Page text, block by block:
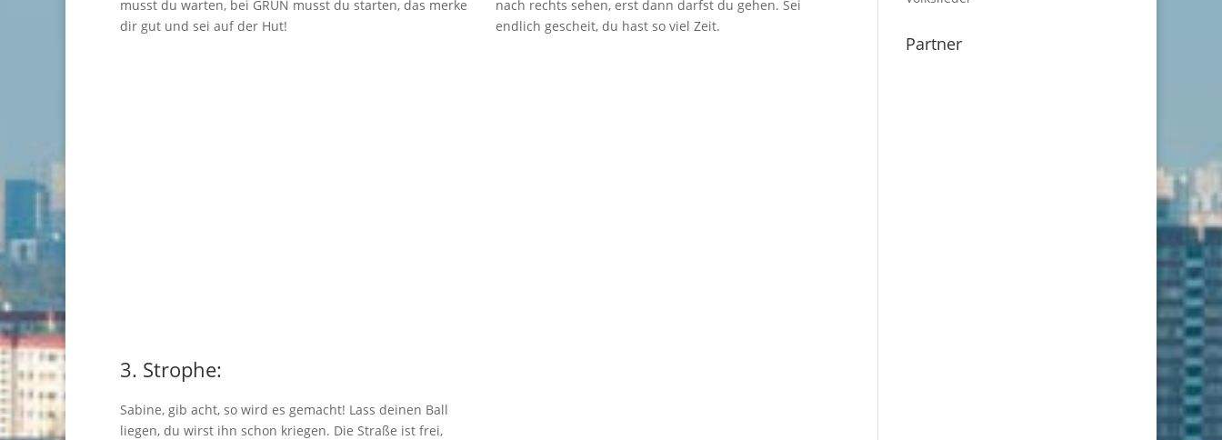
musst du warten, bei GRÜN musst du starten, das merke
dir gut und sei auf der Hut!
nach rechts sehen, erst dann darfst du gehen. Sei
endlich gescheit, du hast so viel Zeit.
3. Strophe:
Sabine, gib acht, so wird es gemacht! Lass deinen Ball
liegen, du wirst ihn schon kriegen. Die Straße ist frei,
Partner